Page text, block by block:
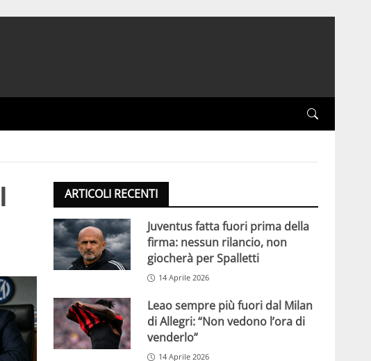
ARTICOLI RECENTI
Juventus fatta fuori prima della
firma: nessun rilancio, non
giocherà per Spalletti
14 Aprile 2026
Leao sempre più fuori dal Milan
di Allegri: “Non vedono l’ora di
venderlo”
14 Aprile 2026